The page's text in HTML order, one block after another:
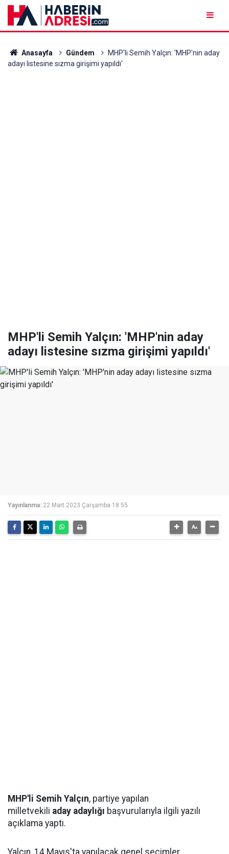
Anasayfa Gündem
MHP'li Semih Yalçın: 'MHP'nin aday
adayı listesine sızma girişimi yapıldı'
MHP'li Semih Yalçın: 'MHP'nin aday
adayı listesine sızma girişimi yapıldı'
Yayınlanma: 22 Mart 2023 Çarşamba 18:55
MHP'li Semih Yalçın, partiye yapılan
milletvekili aday adaylığı başvurularıyla ilgili yazılı
açıklama yaptı.
Yalçın, 14 Mayıs'ta yapılacak genel seçimler